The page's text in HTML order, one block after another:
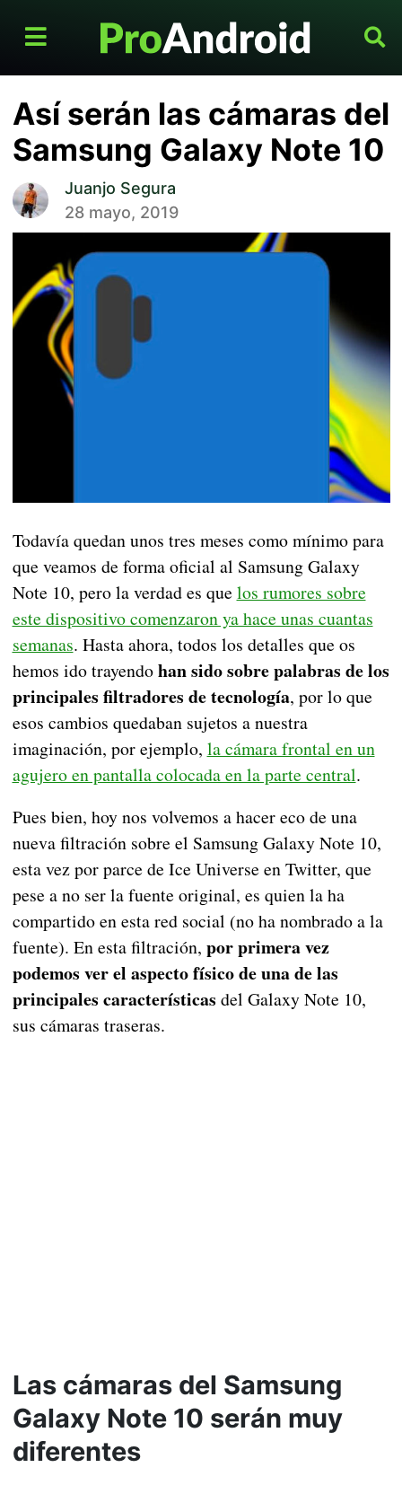
Así serán las cámaras del
Samsung Galaxy Note 10
Juanjo Segura
28 mayo, 2019
Todavía quedan unos tres meses como mínimo para
que veamos de forma oficial al Samsung Galaxy
Note 10, pero la verdad es que los rumores sobre
este dispositivo comenzaron ya hace unas cuantas
semanas. Hasta ahora, todos los detalles que os
hemos ido trayendohan sido sobre palabras de los
principales filtradores de tecnología, por lo que
esos cambios quedaban sujetos a nuestra
imaginación, por ejemplo, la cámara frontal en un
agujero en pantalla colocada en la parte central.
Pues bien, hoy nos volvemos a hacer eco de una
nueva filtración sobre el Samsung Galaxy Note 10,
esta vez por parce de Ice Universe en Twitter, que
pese a no ser la fuente original, es quien la ha
compartido en esta red social (no ha nombrado a la
fuente). En esta filtración, por primera vez
podemos ver el aspecto físico de una de las
principales características del Galaxy Note 10,
sus cámaras traseras.
Las cámaras del Samsung
Galaxy Note 10 serán muy
diferentes